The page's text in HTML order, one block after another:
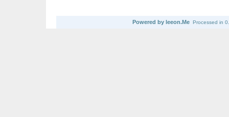
Powered by leeon.Me Processed in